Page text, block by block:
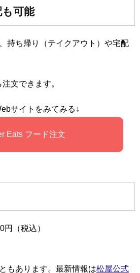
可能
持ち帰り（テイクアウト）や宅配
文できます。
サイトをみてみる↓
Eats フード注文
（税込）
もあります。最新情報は松屋公式